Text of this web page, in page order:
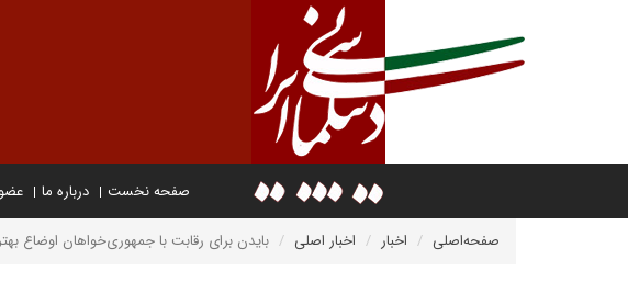
صفحه نخست درباره ما
صفحه‌اصلی اخبار اخبار اصلی بایدن برای رقابت با جمهوری‌خواهان اوضاع